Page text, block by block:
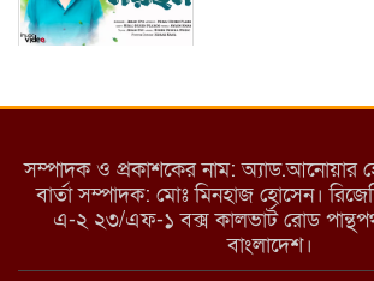
মরণ নেশা
মাধবপুরে
অনিয়মের অভিযোগ
সম্পাদক ও প্রকাশকের নাম: অ্যাড.আনোয়ার
বার্তা সম্পাদক: মোঃ মিনহাজ হোসেন।
এ-২ ২৩/এফ-১ বক্স কালভার্ট রোড
বাংলাদেশ।